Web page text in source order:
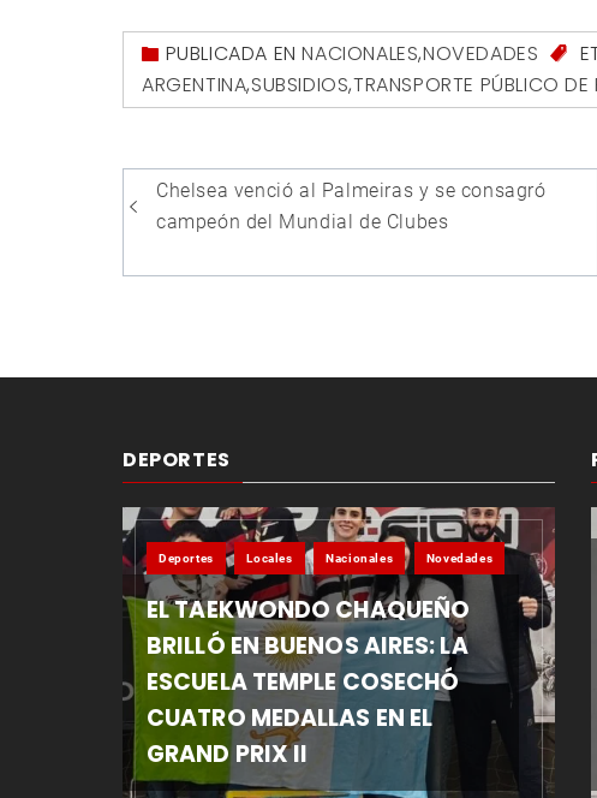
PUBLICADA ENNACIONALES,NOVEDADES
ARGENTINA,SUBSIDIOS,TRANSPORTE PÚBLICO DE
Navegación
de
entradas
Chelsea venció al Palmeiras y se consagró
campeón del Mundial de Clubes
DEPORTES
Deportes Locales Nacionales Novedades
EL TAEKWONDO CHAQUEÑO
BRILLÓ EN BUENOS AIRES: LA
ESCUELA TEMPLE COSECHÓ
CUATRO MEDALLAS EN EL
GRAND PRIX II